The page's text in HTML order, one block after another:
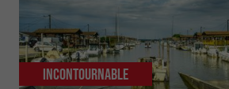
Incontournable